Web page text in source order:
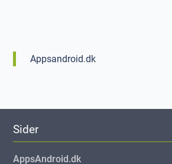
Appsandroid.dk
Sider
AppsAndroid.dk